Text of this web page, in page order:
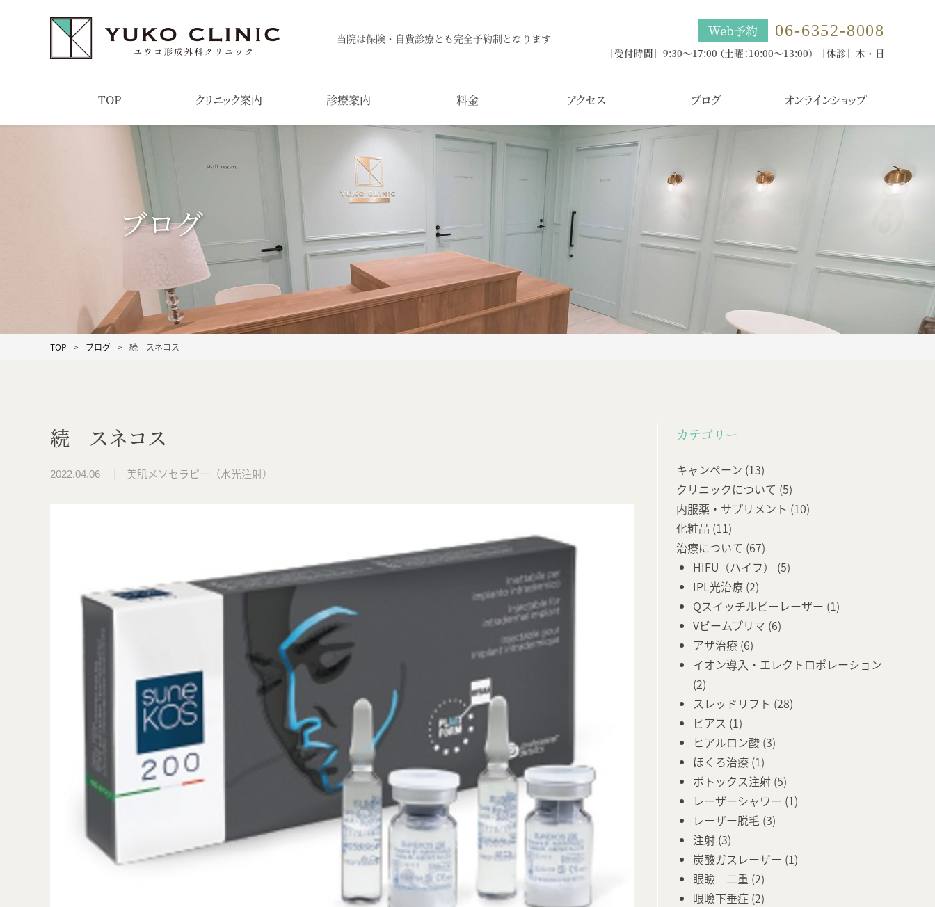
当院は保険・自費診療とも完全予約制となります Web予約 06-6352-8008
［受付時間］9:30～17:00 （土曜：10:00～13:00） ［休診］木・日
TOP クリニック案内 診療案内 料金 アクセス ブログ オンラインショップ
ブログ
TOP ブログ 続 スネコス
続 スネコス
2022.04.06 美肌メソセラピー（水光注射）
カテゴリー
キャンペーン (13)
クリニックについて (5)
内服薬・サプリメント (10)
化粧品 (11)
治療について (67)
HIFU（ハイフ）
(5)
IPL光治療 (2)
Qスイッチルビーレーザー (1)
Vビームプリマ (6)
アザ治療 (6)
イオン導入・エレクトロポレーション
(2)
スレッドリフト (28)
ピアス (1)
ヒアルロン酸 (3)
ほくろ治療 (1)
ボトックス注射 (5)
レーザーシャワー (1)
レーザー脱毛 (3)
注射 (3)
炭酸ガスレーザー (1)
眼瞼 二重 (2)
眼瞼下垂症 (2)